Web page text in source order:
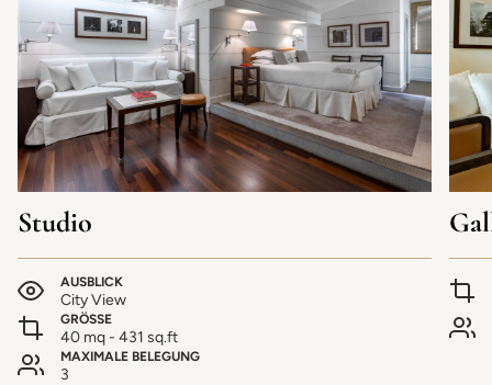
Studio
AUSBLICK
City View
GRÖSSE
40 mq - 431 sq.ft
MAXIMALE BELEGUNG
3